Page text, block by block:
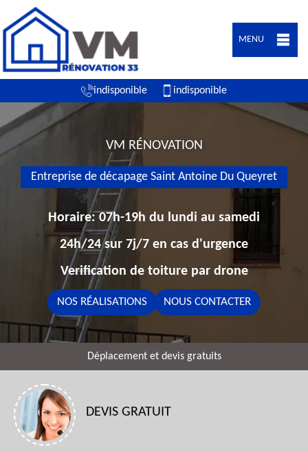
MENU
indisponible indisponible
VM RÉNOVATION
Entreprise de décapage Saint Antoine Du Queyret
Horaire: 07h-19h du lundi au samedi
24h/24 sur 7j/7 en cas d'urgence
Verification de toiture par drone
NOS RÉALISATIONS NOUS CONTACTER
Déplacement et devis gratuits
DEVIS GRATUIT